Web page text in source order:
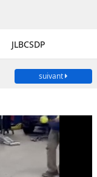
JLBCSDP
suivant